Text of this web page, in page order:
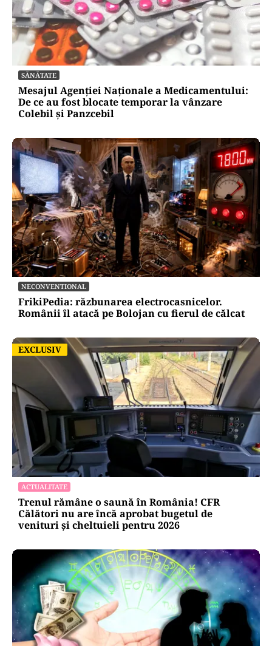
SĂNĂTATE
Mesajul Agenției Naționale a Medicamentului:
De ce au fost blocate temporar la vânzare
Colebil și Panzcebil
NECONVENTIONAL
FrikiPedia: răzbunarea electrocasnicelor.
Românii îl atacă pe Bolojan cu fierul de călcat
EXCLUSIV
EXCLUSIV
ACTUALITATE
Trenul rămâne o saună în România! CFR
Călători nu are încă aprobat bugetul de
venituri și cheltuieli pentru 2026